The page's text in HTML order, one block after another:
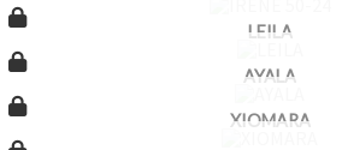
LEILA
AYALA
XIOMARA